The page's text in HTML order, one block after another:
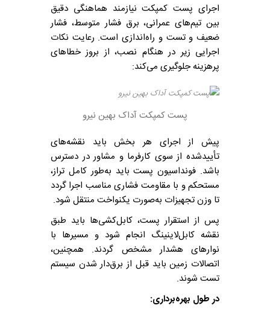
اجرای پست کمپکت نیازمند هماهنگی دقیق
بین تیم‌های عمرانی، برق فشار متوسط، فشار
ضعیف و تست و راه‌اندازی است. رعایت نکات
اجرایی زیر در هنگام نصب، از بروز خطاهای
پرهزینه جلوگیری می‌کند:
پست کمپکت آداک بهین نیرو
پیش از اجرای هر بخش باید نقشه‌های
تأییدشده از سوی کارفرما و مشاور در دسترس
باشد. فونداسیون پست باید به‌طور کامل تراز،
مستحکم و با مقاومت فشاری مناسب اجرا گردد
تا وزن تجهیزات به‌صورت یکنواخت منتقل شود.
پس از استقرار پست، کابل‌کشی‌ها باید طبق
نقشه کابل‌لاینینگ انجام شود و مسیرها با
نوارهای هشدار مشخص گردند. همچنین،
اتصالات زمین باید قبل از برق‌دار شدن سیستم
تست شوند.
در طول بهره‌برداری: